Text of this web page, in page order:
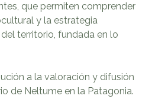
que permiten comprender
y la estrategia
territorio, fundada en lo
a la valoración y difusión
de Neltume en la Patagonia.